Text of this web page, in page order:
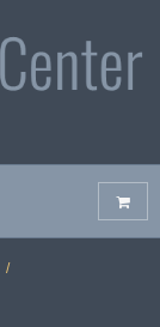
/